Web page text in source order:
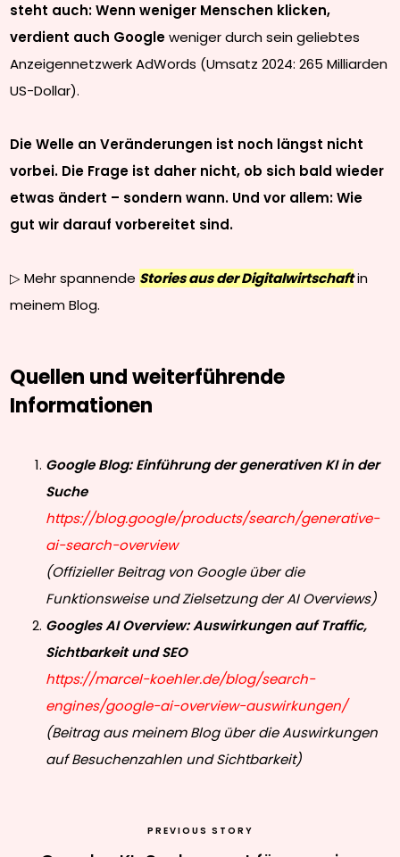
steht auch: Wenn weniger Menschen klicken,
verdient auch Googleweniger durch sein geliebtes
Anzeigennetzwerk AdWords (Umsatz 2024: 265 Milliarden
US-Dollar).
Die Welle an Veränderungen ist noch längst nicht
vorbei. Die Frage ist daher nicht, ob sich bald wieder
etwas ändert – sondern wann. Und vor allem: Wie
gut wir darauf vorbereitet sind.
▷ Mehr spannende Stories aus der Digitalwirtschaftin
meinem Blog.
Quellen und weiterführende
Informationen
Google Blog: Einführung der generativen KI in der
Suche
https://blog.google/products/search/generative-
ai-search-overview
(Offizieller Beitrag von Google über die
Funktionsweise und Zielsetzung der AI Overviews)
Googles AI Overview: Auswirkungen auf Traffic,
Sichtbarkeit und SEO
https://marcel-koehler.de/blog/search-
engines/google-ai-overview-auswirkungen/
(Beitrag aus meinem Blog über die Auswirkungen
auf Besuchenzahlen und Sichtbarkeit)
PREVIOUS STORY